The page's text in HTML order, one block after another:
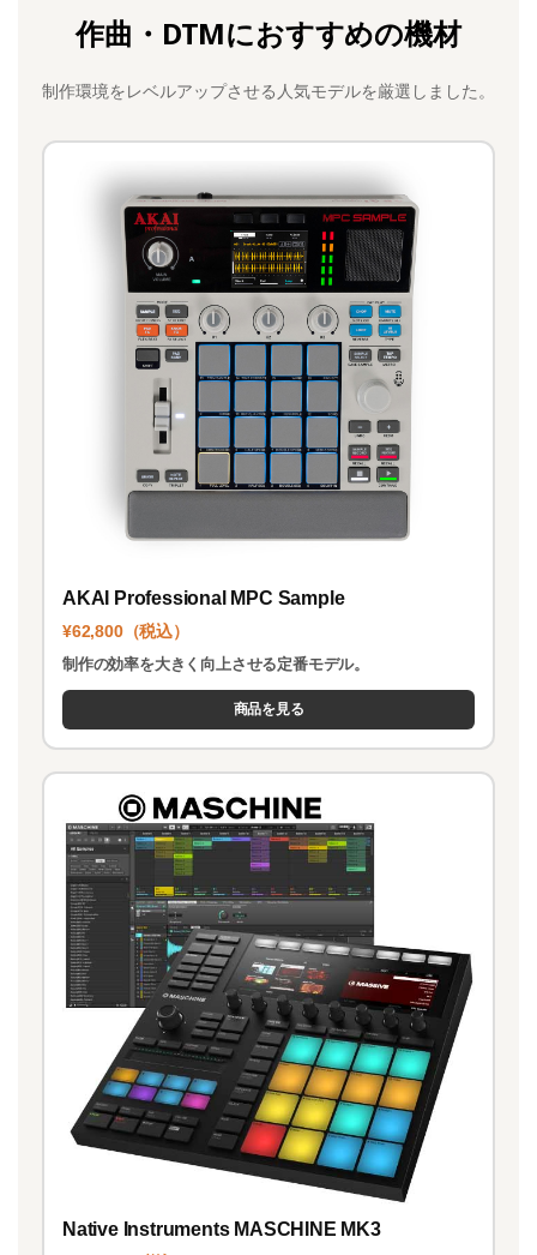
作曲・DTMにおすすめの機材
制作環境をレベルアップさせる人気モデルを厳選しました。
AKAI Professional MPC Sample
¥62,800（税込）
制作の効率を大きく向上させる定番モデル。
商品を見る
Native Instruments MASCHINE MK3